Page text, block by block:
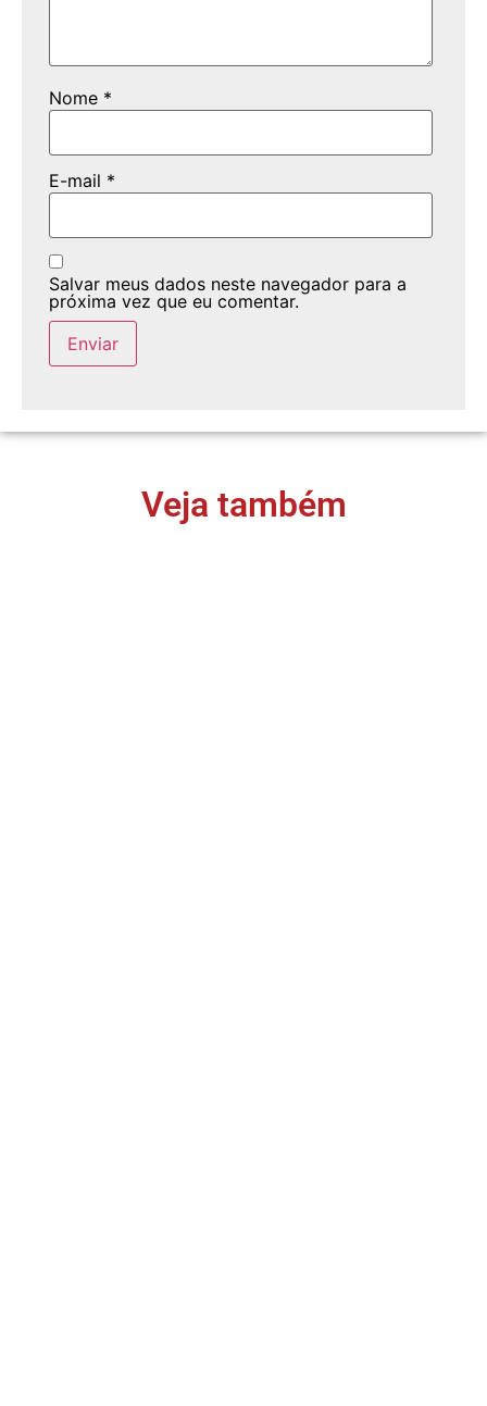
Nome *
E-mail *
Salvar meus dados neste navegador para a
próxima vez que eu comentar.
Veja também